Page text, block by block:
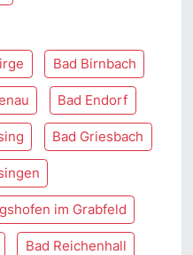
Bad Birnbach
Bad Endorf
Bad Griesbach
im Grabfeld
Bad Reichenhall